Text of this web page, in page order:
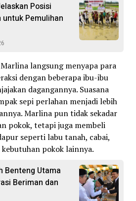
Posisi
Pemulihan
langsung menyapa para
dengan beberapa ibu-ibu
dagangannya. Suasana
sepi perlahan menjadi lebih
Marlina pun tidak sekadar
pokok, tetapi juga membeli
seperti labu tanah, cabai,
pokok lainnya.
Benteng Utama
Beriman dan